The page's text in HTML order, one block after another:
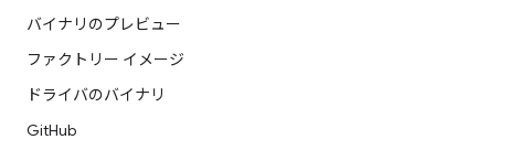
バイナリのプレビュー
ファクトリー イメージ
ドライバのバイナリ
GitHub